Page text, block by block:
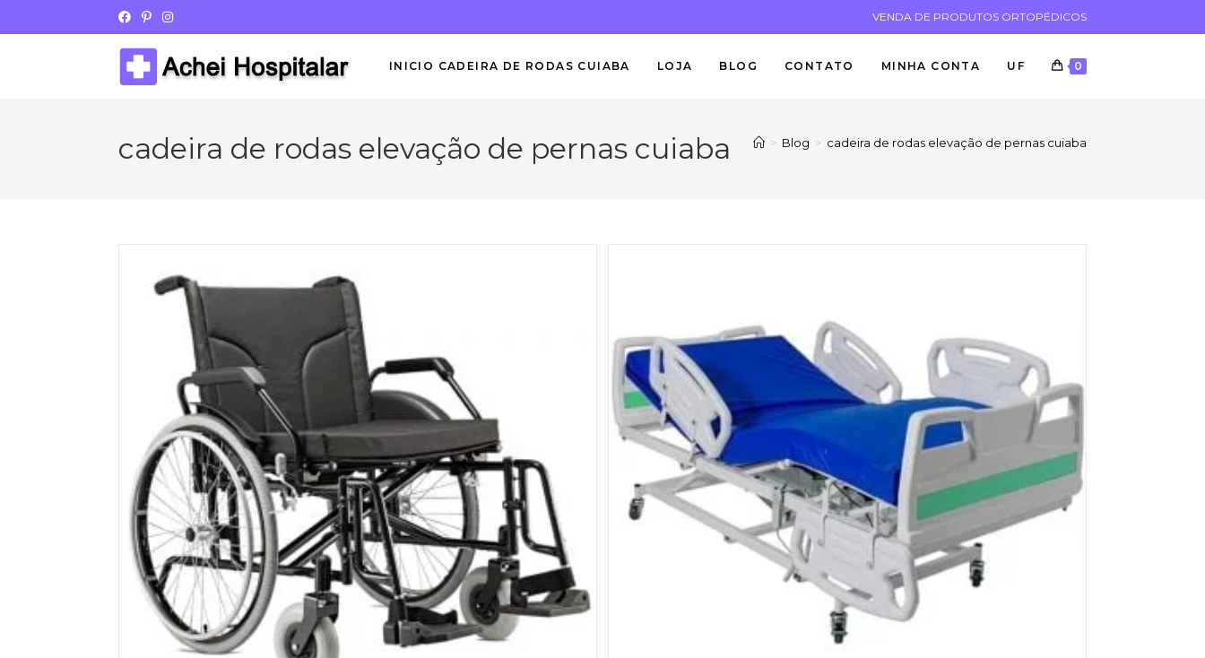
VENDA DE PRODUTOS ORTOPÉDICOS
INICIO CADEIRA DE RODAS CUIABA LOJA BLOG CONTATO MINHA CONTA UF 0
cadeira de rodas elevação de pernas cuiaba > Blog > cadeira de rodas elevação de pernas cuiaba